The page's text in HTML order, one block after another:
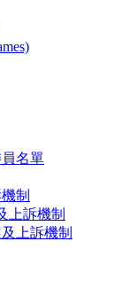
名單
制
上訴機制
上訴機制